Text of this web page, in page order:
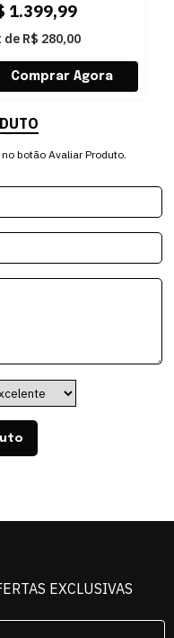
1.399,99
de R$ 280,00
botão Avaliar Produto.
EXCLUSIVAS